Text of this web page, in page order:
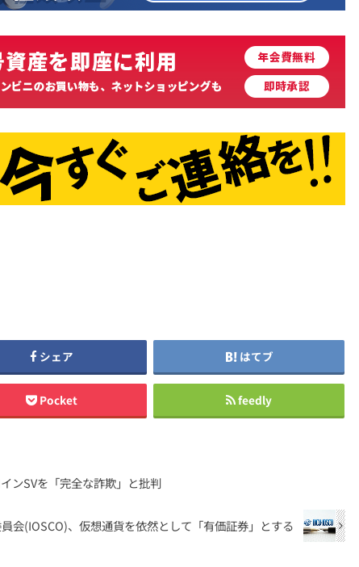
シェア はてブ
Pocket feedly
ンSVを「完全な詐欺」と批判
会(IOSCO)、仮想通貨を依然として「有価証券」とする